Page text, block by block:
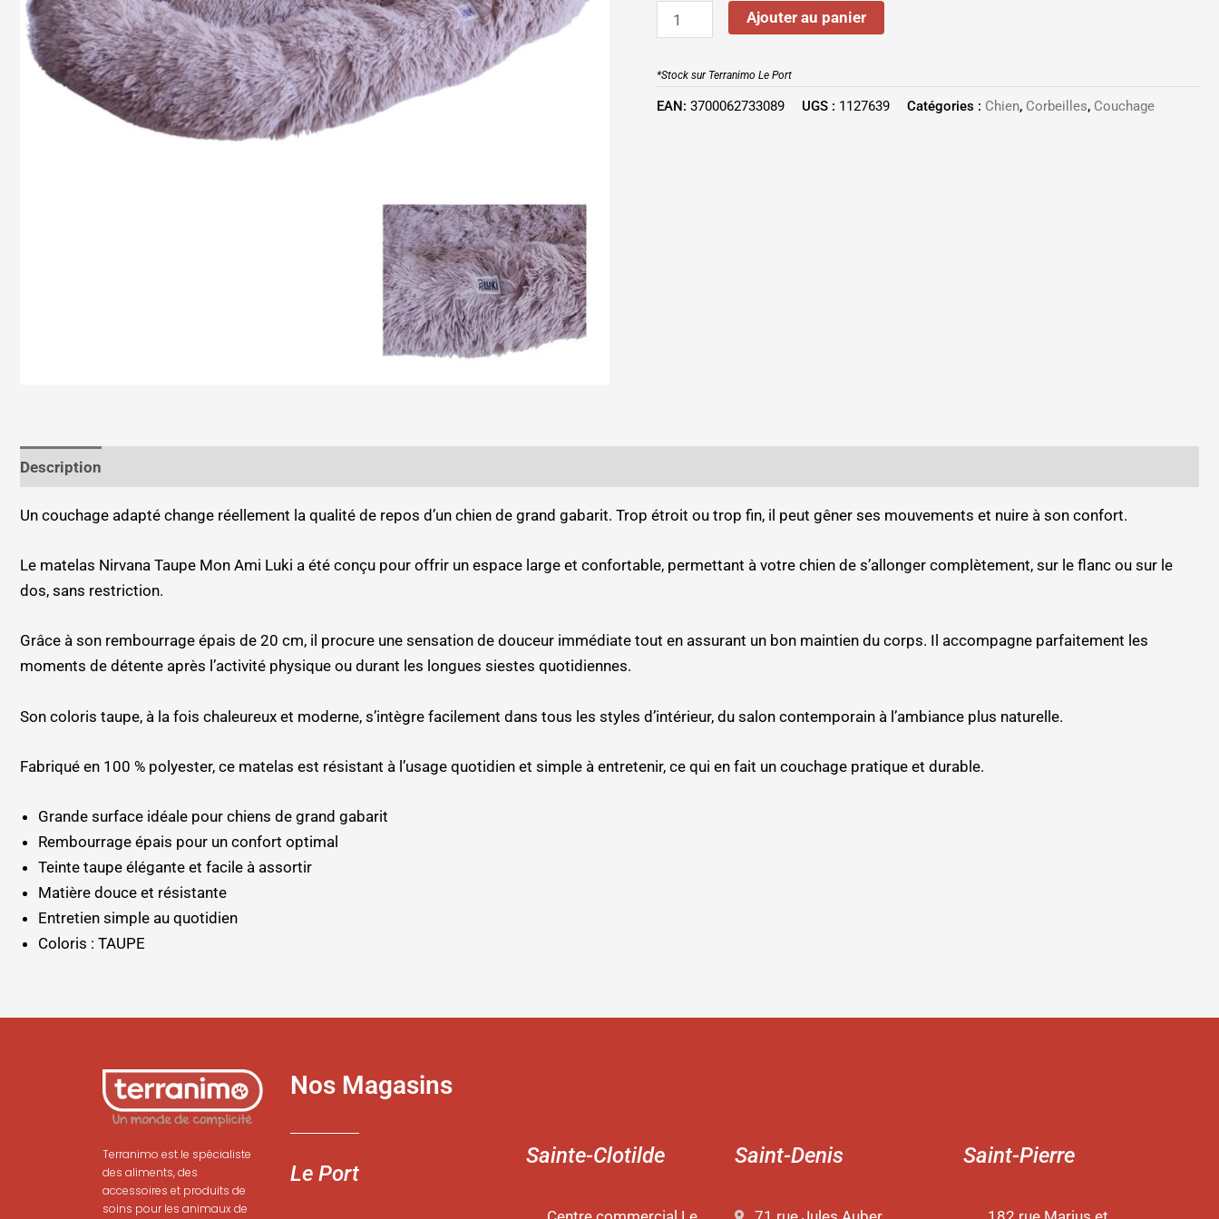
Ajouter au panier
*Stock sur Terranimo Le Port
EAN: 3700062733089 UGS : 1127639 Catégories : Chien, Corbeilles, Couchage
Description
Un couchage adapté change réellement la qualité de repos d’un chien de grand gabarit. Trop étroit ou trop fin, il peut gêner ses mouvements et nuire à son confort.
Le matelas Nirvana Taupe Mon Ami Luki a été conçu pour offrir un espace large et confortable, permettant à votre chien de s’allonger complètement, sur le flanc ou sur le
dos, sans restriction.
Grâce à son rembourrage épais de 20 cm, il procure une sensation de douceur immédiate tout en assurant un bon maintien du corps. Il accompagne parfaitement les
moments de détente après l’activité physique ou durant les longues siestes quotidiennes.
Son coloris taupe, à la fois chaleureux et moderne, s’intègre facilement dans tous les styles d’intérieur, du salon contemporain à l’ambiance plus naturelle.
Fabriqué en 100 % polyester, ce matelas est résistant à l’usage quotidien et simple à entretenir, ce qui en fait un couchage pratique et durable.
Grande surface idéale pour chiens de grand gabarit
Rembourrage épais pour un confort optimal
Teinte taupe élégante et facile à assortir
Matière douce et résistante
Entretien simple au quotidien
Coloris : TAUPE
Terranimo est le spécialiste
des aliments, des
accessoires et produits de
soins pour les animaux de
Nos Magasins
Le Port
Sainte-Clotilde Saint-Denis Saint-Pierre